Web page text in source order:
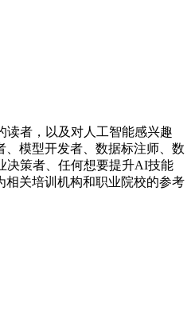
者，以及对人工智能感兴趣
、模型开发者、数据标注师、数
决策者、任何想要提升AI技能
相关培训机构和职业院校的参考